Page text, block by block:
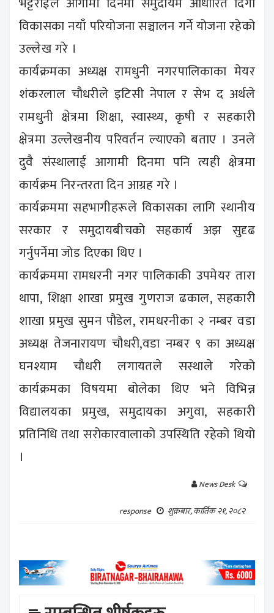
विकासका नयाँ परियोजना सञ्चालन गर्ने योजना रहेको
उल्लेख गरे ।
कार्यक्रमका अध्यक्ष रामधुनी नगरपालिकाका मेयर
शंकरलाल चौधरीले इटिसी नेपाल र सेभ द अर्थले
रामधुनी क्षेत्रमा शिक्षा, स्वास्थ्य, कृषी र सहकारी
क्षेत्रमा उल्लेखनीय परिवर्तन ल्याएको बताए । उनले
दुवै संस्थालाई आगामी दिनमा पनि त्यही क्षेत्रमा
कार्यक्रम निरन्तरता दिन आग्रह गरे ।
कार्यक्रममा सहभागीहरूले विकासका लागि स्थानीय
सरकार र समुदायबीचको सहकार्य अझ सुदृढ
गर्नुपर्नेमा जोड दिएका थिए ।
कार्यक्रममा रामधरनी नगर पालिकाकी उपमेयर तारा
थापा, शिक्षा शाखा प्रमुख गुणराज ढकाल, सहकारी
शाखा प्रमुख सुमन पौडेल, रामधरनीका २ नम्बर वडा
अध्यक्ष तेजनारायण चौधरी,वडा नम्बर ९ का अध्यक्ष
घनश्याम चौधरी लगायतले सस्थाले गरेको
कार्यक्रमका विषयमा बोलेका थिए भने विभिन्न
विद्यालयका प्रमुख, समुदायका अगुवा, सहकारी
प्रतिनिधि तथा सरोकारवालाको उपस्थिति रहेको थियो
।
News Desk
response
शुक्रबार, कार्तिक २१, २०८२